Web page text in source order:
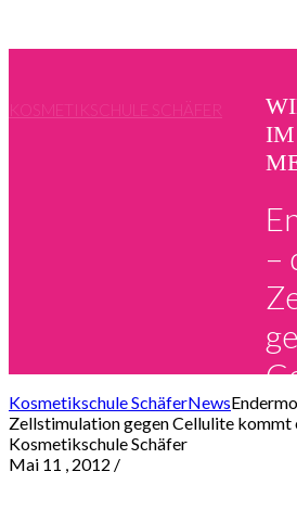
KOSMETIKSCHULE SCHÄFER
IM
–
Kosmetikschule SchäferNews
Zellstimulation gegen Cellulite kommt
Kosmetikschule Schäfer
Mai 11 , 2012 /